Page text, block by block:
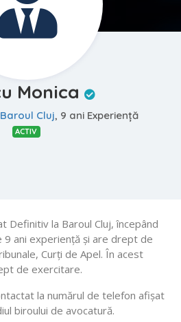
Monica
Baroul Cluj, 9 ani Experiență
ACTIV
Definitiv la Baroul Cluj, începând
9 ani experiență și are drept de
Curţi de Apel. În acest
de exercitare.
la numărul de telefon afișat
biroului de avocatură.